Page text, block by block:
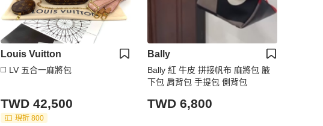
Louis Vuitton
◻️ LV 五合一麻將包
TWD 42,500
現折 800
Bally
Bally 紅 牛皮 拼接帆布 麻將包 腋
下包 肩背包 手提包 側背包
TWD 6,800